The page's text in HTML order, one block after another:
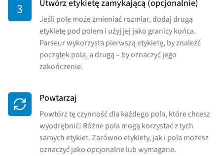
3 Utwórz etykietę zamykającą (opcjonalnie)
Jeśli pole może zmieniać rozmiar, dodaj drugą
etykietę pod polem i użyj jej jako granicy końca.
Parseur wykorzysta pierwszą etykietę, by znaleźć
początek pola, a drugą – by oznaczyć jego
zakończenie.
Powtarzaj
Powtórz tę czynność dla każdego pola, które chcesz
wyodrębnić! Różne pola mogą korzystać z tych
samych etykiet. Zarówno etykiety, jak i pola możesz
oznaczyć jako opcjonalne lub wymagane.